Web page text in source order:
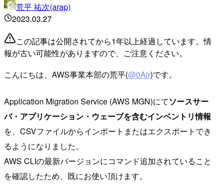
荒平 祐次(arap)
2023.03.27
この記事は公開されてから1年以上経過しています。情
報が古い可能性がありますので、ご注意ください。
こんにちは、AWS事業本部の荒平(@0Air)です。
Application Migration Service (AWS MGN)にてソースサー
バ・アプリケーション・ウェーブを含むインベントリ情報
を、CSVファイルからインポートまたはエクスポートでき
るようになりました。
AWS CLIの最新バージョンにコマンド追加されていること
を確認したため、既にお使い頂けます。